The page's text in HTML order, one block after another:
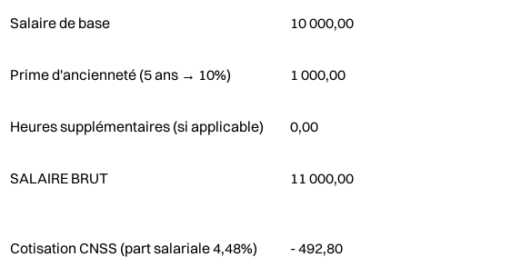
Salaire de base 10 000,00
Prime d'ancienneté (5 ans → 10%) 1 000,00
Heures supplémentaires (si applicable) 0,00
SALAIRE BRUT 11 000,00
Cotisation CNSS (part salariale 4,48%) - 492,80